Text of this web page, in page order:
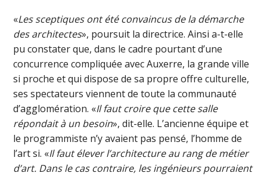
«Les sceptiques ont été convaincus de la démarche
des architectes», poursuit la directrice. Ainsi a-t-elle
pu constater que, dans le cadre pourtant d’une
concurrence compliquée avec Auxerre, la grande ville
si proche et qui dispose de sa propre offre culturelle,
ses spectateurs viennent de toute la communauté
d’agglomération. «Il faut croire que cette salle
répondait à un besoin», dit-elle. L’ancienne équipe et
le programmiste n’y avaient pas pensé, l’homme de
l’art si. «Il faut élever l’architecture au rang de métier
d’art. Dans le cas contraire, les ingénieurs pourraient